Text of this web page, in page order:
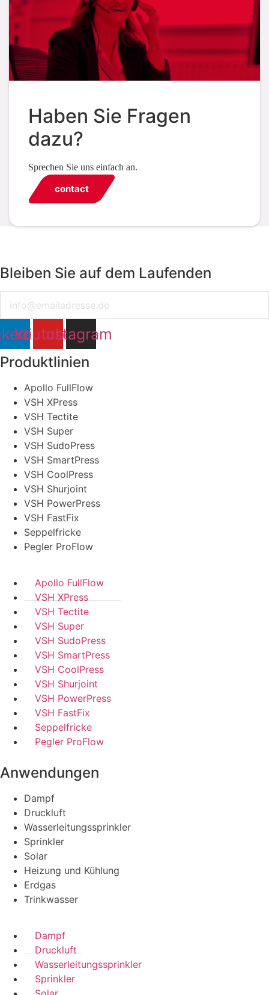
Haben Sie Fragen
dazu?
Sprechen Sie uns einfach an.
contact
Bleiben Sie auf dem Laufenden
Youtube
Instagram
Produktlinien
Apollo FullFlow
VSH XPress
VSH Tectite
VSH Super
VSH SudoPress
VSH SmartPress
VSH CoolPress
VSH Shurjoint
VSH PowerPress
VSH FastFix
Seppelfricke
Pegler ProFlow
Apollo FullFlow
VSH XPress
VSH Tectite
VSH Super
VSH SudoPress
VSH SmartPress
VSH CoolPress
VSH Shurjoint
VSH PowerPress
VSH FastFix
Seppelfricke
Pegler ProFlow
Anwendungen
Dampf
Druckluft
Wasserleitungssprinkler
Sprinkler
Solar
Heizung und Kühlung
Erdgas
Trinkwasser
Dampf
Druckluft
Wasserleitungssprinkler
Sprinkler